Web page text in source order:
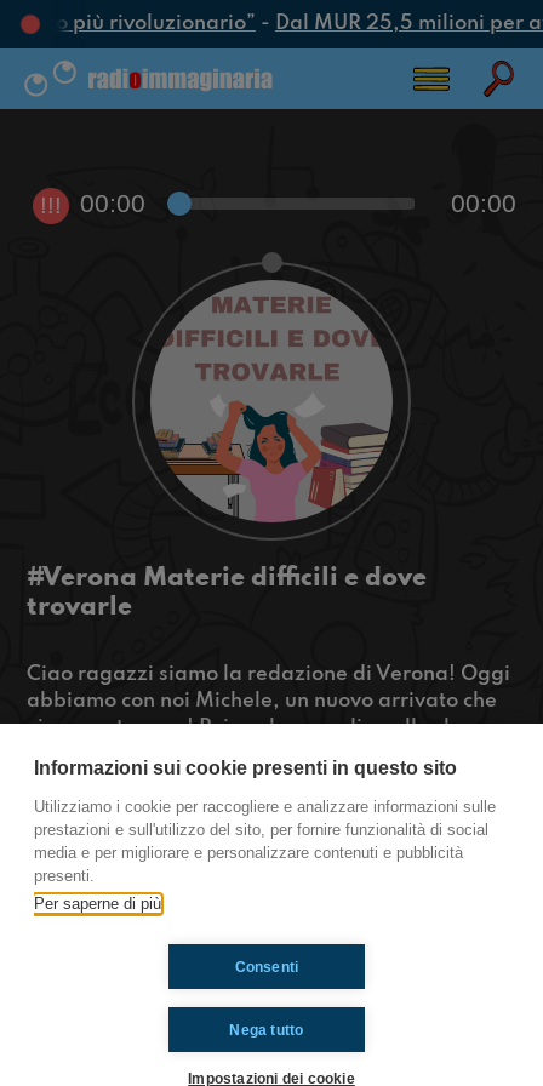
l’atto più rivoluzionario”- Dal MUR 25,5 milioni per
!!! 00:00 00:00
#Verona Materie difficili e dove
trovarle
Ciao ragazzi siamo la redazione di Verona! Oggi
abbiamo con noi Michele, un nuovo arrivato che
vi presenteremo! Poi parleremo di quelle che
difficili e della serie “Avvocato di difesa - The
Lincoln Lawyer”!
https://www.radioimmaginaria.it
Verona
Ti è piaciuto? Condividilo!
Informazioni sui cookie presenti in questo sito
Utilizziamo i cookie per raccogliere e analizzare informazioni sulle
prestazioni e sull'utilizzo del sito, per fornire funzionalità di social
media e per migliorare e personalizzare contenuti e pubblicità
presenti.
Per saperne di più
Nega tutto
Consenti
Impostazioni dei cookie